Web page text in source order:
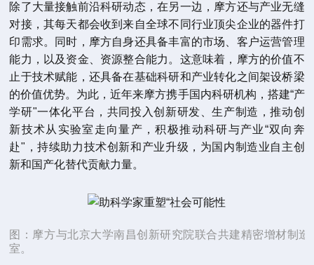
除了大量接触前沿科研动态，在另一边，摩方还与产业无缝
对接，其每天都会收到来自全球不同行业顶尖企业的器件打
印需求。同时，摩方自身还具备丰富的市场、客户运营管理
能力，以及资金、资源整合能力。这意味着，摩方的价值不
止于技术赋能，还具备在基础科研和产业转化之间架设桥梁
的价值优势。为此，近年来摩方携手国内科研机构，搭建“产
学研"一体化平台，共同投入创新研发、生产制造，推动创
新技术从实验室走向量产，积极推动科研与产业“双向奔
赴"，持续助力技术创新和产业升级，为国内制造业自主创
新和国产化替代贡献力量。
图：摩方与北京大学南昌创新研究院联合共建精密增材制造
室。